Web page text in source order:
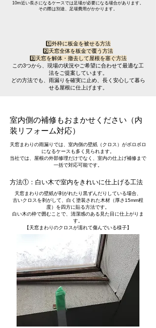
10m近い長さになるケースでは足場が必要になる場合があります。
その際は別途、足場費用がかかります。
1️⃣外枠に板金を被せる方法
2️⃣天窓全体を板金で覆う方法
3️⃣天窓を解体・撤去して屋根を塞ぐ方法
この3つから、現場の状況やご希望に合わせて最適な工
法をご提案しています。
どの方法でも、雨漏りを確実に止め、長く安心して暮ら
せる屋根に仕上げます。
室内側の補修もおまかせください（内
装リフォーム対応）
天窓まわりの雨漏りでは、室内側の壁紙（クロス）がボロボロ
になるケースも多く見られます。
当社では、屋根の外部修理だけでなく、室内の仕上げ補修まで
一括で対応可能です。
方法①：白い木で室内をきれいに仕上げる工法
天窓まわりの壁紙が剥がれたり黒ずんだりしている場合、
古いクロスを剥がして、白く塗装された木材（厚さ15mm程
度）を四方に貼る方法です。
白い木の枠で囲むことで、清潔感のある見た目に仕上がりま
す。
【天窓まわりのクロスが濡れて傷んでいる様子】